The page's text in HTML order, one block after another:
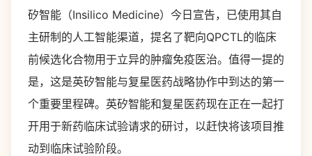
矽智能（Insilico Medicine）今日宣告，已使用其自
主研制的人工智能渠道，提名了靶向QPCTL的临床
前候选化合物用于立异的肿瘤免疫医治。值得一提的
是，这是英矽智能与复星医药战略协作中到达的第一
个重要里程碑。英矽智能和复星医药现在正在一起打
开用于新药临床试验请求的研讨，以赶快将该项目推
动到临床试验阶段。